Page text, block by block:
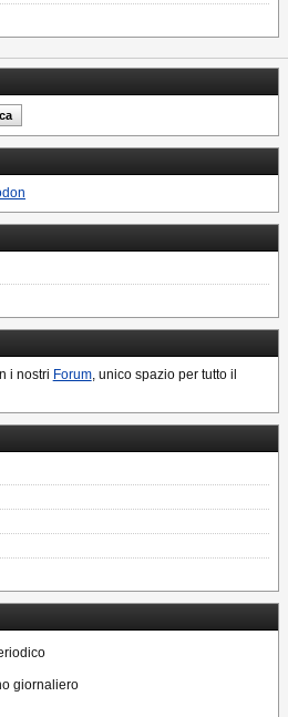
i nostri Forum, unico spazio per tutto il
giornaliero